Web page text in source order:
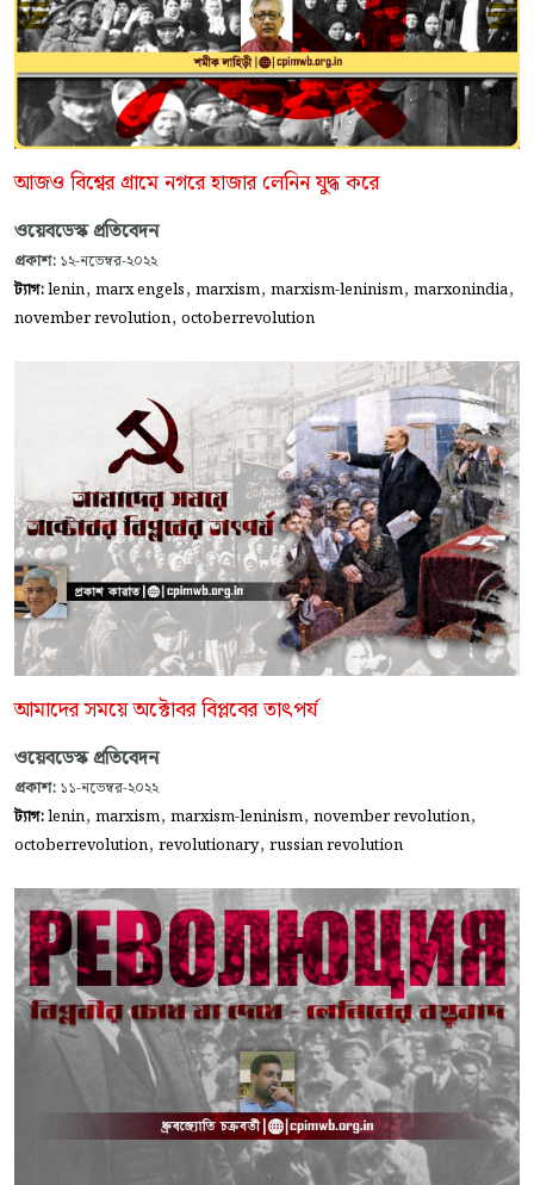
আজও বিশ্বের গ্রামে নগরে হাজার লেনিন যুদ্ধ করে
ওয়েবডেস্ক প্রতিবেদন
প্রকাশ: ১২-নভেম্বর-২০২২
ট্যাগ:lenin, marx engels, marxism, marxism-leninism, marxonindia,
november revolution, octoberrevolution
আমাদের সময়ে অক্টোবর বিপ্লবের তাৎপর্য
ওয়েবডেস্ক প্রতিবেদন
প্রকাশ: ১১-নভেম্বর-২০২২
ট্যাগ:lenin, marxism, marxism-leninism, november revolution,
octoberrevolution, revolutionary, russian revolution